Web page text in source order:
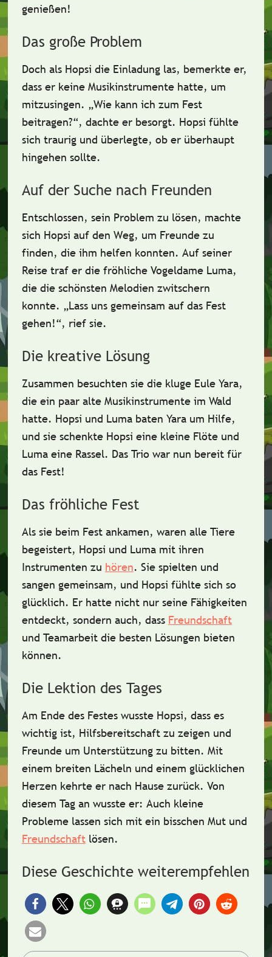
genießen!
Das große Problem
Doch als Hopsi die Einladung las, bemerkte er,
dass er keine Musikinstrumentehatte, um
mitzusingen. „Wie kann ich zum Fest
beitragen?“, dachte er besorgt. Hopsi fühlte
sich traurig und überlegte, ob er überhaupt
hingehen sollte.
Auf der Suche nach Freunden
Entschlossen, sein Problem zu lösen, machte
sich Hopsi auf den Weg, um Freundezu
finden, die ihm helfen konnten. Auf seiner
Reise traf er die fröhliche Vogeldame Luma,
die die schönsten Melodien zwitschern
konnte. „Lass uns gemeinsam auf das Fest
gehen!“, rief sie.
Die kreative Lösung
Zusammen besuchten sie die kluge Eule Yara,
die ein paar alte Musikinstrumenteim Wald
hatte. Hopsi und Luma baten Yara um Hilfe,
und sie schenkte Hopsi eine kleine Flöteund
Luma eine Rassel. Das Trio war nun bereit für
das Fest!
Das fröhliche Fest
Als sie beim Fest ankamen, waren alle Tiere
begeistert, Hopsi und Luma mit ihren
Instrumenten zu hören. Sie spielten und
sangen gemeinsam, und Hopsi fühlte sich so
glücklich. Er hatte nicht nur seine Fähigkeiten
entdeckt, sondern auch, dass Freundschaft
und Teamarbeitdie besten Lösungen bieten
können.
Die Lektion des Tages
Am Ende des Festes wusste Hopsi, dass es
wichtig ist, Hilfsbereitschaftzu zeigen und
Freunde um Unterstützung zu bitten. Mit
einem breiten Lächeln und einem glücklichen
Herzen kehrte er nach Hause zurück. Von
diesem Tag an wusste er: Auch kleine
Probleme lassen sich mit ein bisschen Mut und
Freundschaftlösen.
Diese Geschichte weiterempfehlen